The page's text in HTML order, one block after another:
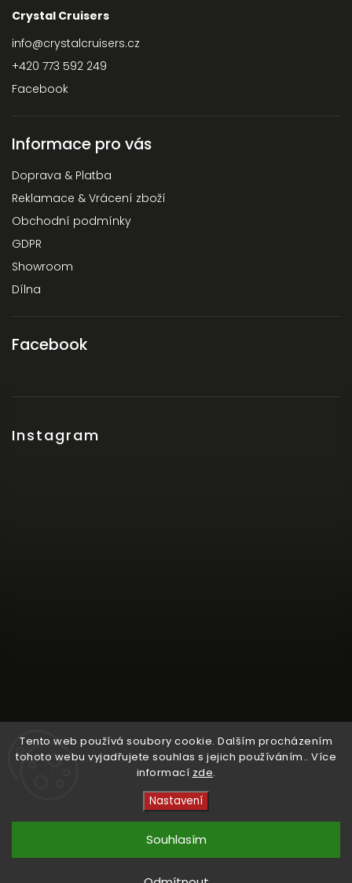
Tento web používá soubory cookie. Dalším procházením
tohoto webu vyjadřujete souhlas s jejich používáním.. Více
informací zde.
Nastavení
Souhlasím
Crystal Cruisers
info@crystalcruisers.cz
+420 773 592 249
Facebook
Informace pro vás
Doprava & Platba
Reklamace & Vrácení zboží
Obchodní podmínky
GDPR
Showroom
Dílna
Facebook
Instagram
Crystal Cruisers
vyhrazena.